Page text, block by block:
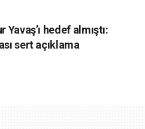
hedef almıştı:
sert açıklama